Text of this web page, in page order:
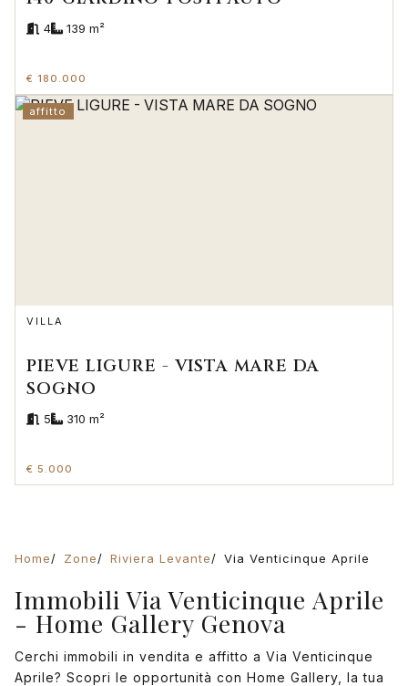
4 139 m²
€ 180.000
affitto
VILLA
PIEVE LIGURE - VISTA MARE DA
SOGNO
5 310 m²
€ 5.000
Home Zone Riviera Levante Via Venticinque Aprile
Immobili Via Venticinque Aprile
- Home Gallery Genova
Cerchi immobili in vendita e affitto a Via Venticinque
Aprile? Scopri le opportunità con Home Gallery, la tua